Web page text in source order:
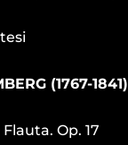
(1767-1841)
Op. 17